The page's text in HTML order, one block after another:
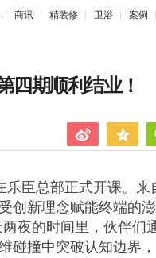
商讯 精装修 卫浴 案例
四期顺利结业！
乐臣总部正式开课。来
创新理念赋能终端的
夜的时间里，伙伴们
碰撞中突破认知边界